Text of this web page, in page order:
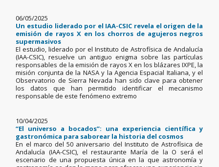
06/05/2025
Un estudio liderado por el IAA-CSIC revela el origen de la
emisión de rayos X en los chorros de agujeros negros
supermasivos
El estudio, liderado por el Instituto de Astrofísica de Andalucía
(IAA-CSIC), resuelve un antiguo enigma sobre las partículas
responsables de la emisión de rayos X en los blázares IXPE, la
misión conjunta de la NASA y la Agencia Espacial Italiana, y el
Observatorio de Sierra Nevada han sido clave para obtener
los datos que han permitido identificar el mecanismo
responsable de este fenómeno extremo
10/04/2025
“El universo a bocados”: una experiencia científica y
gastronómica para saborear la historia del cosmos
En el marco del 50 aniversario del Instituto de Astrofísica de
Andalucía (IAA-CSIC), el restaurante María de la O será el
escenario de una propuesta única en la que astronomía y